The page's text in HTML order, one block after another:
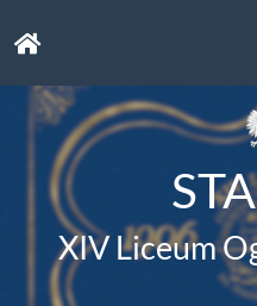
XIV Liceum